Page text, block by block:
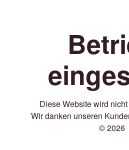
Diese Website wird
Wir danken unseren
© 2026